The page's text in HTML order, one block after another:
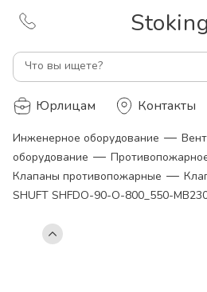
Stoking
Что вы ищете?
Юрлицам Контакты
Инженерное оборудование —
оборудование —
Клапаны противопожарные —
SHUFT SHFDO-90-O-800_550-